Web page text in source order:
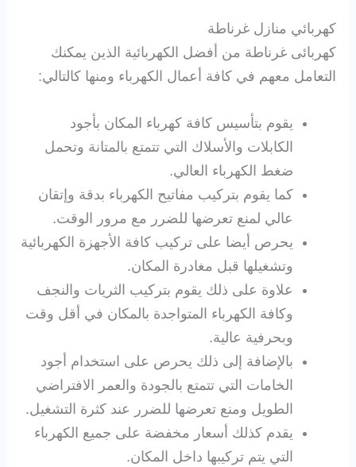
كهربائي منازل غرناطة
كهربائى غرناطة من أفضل الكهربائية الذين يمكنك
التعامل معهم في كافة أعمال الكهرباء ومنها كالتالي:
يقوم بتأسيس كافة كهرباء المكان بأجود
الكابلات والأسلاك التي تتمتع بالمتانة وتحمل
ضغط الكهرباء العالي.
كما يقوم بتركيب مفاتيح الكهرباء بدقة وإتقان
عالي لمنع تعرضها للضرر مع مرور الوقت.
يحرص أيضا على تركيب كافة الأجهزة الكهربائية
وتشغيلها قبل مغادرة المكان.
علاوة على ذلك يقوم بتركيب الثريات والنجف
وكافة الكهرباء المتواجدة بالمكان في أقل وقت
وبحرفية عالية.
بالإضافة إلى ذلك يحرص على استخدام أجود
الخامات التي تتمتع بالجودة والعمر الافتراضي
الطويل ومنع تعرضها للضرر عند كثرة التشغيل.
يقدم كذلك أسعار مخفضة على جميع الكهرباء
التي يتم تركيبها داخل المكان.